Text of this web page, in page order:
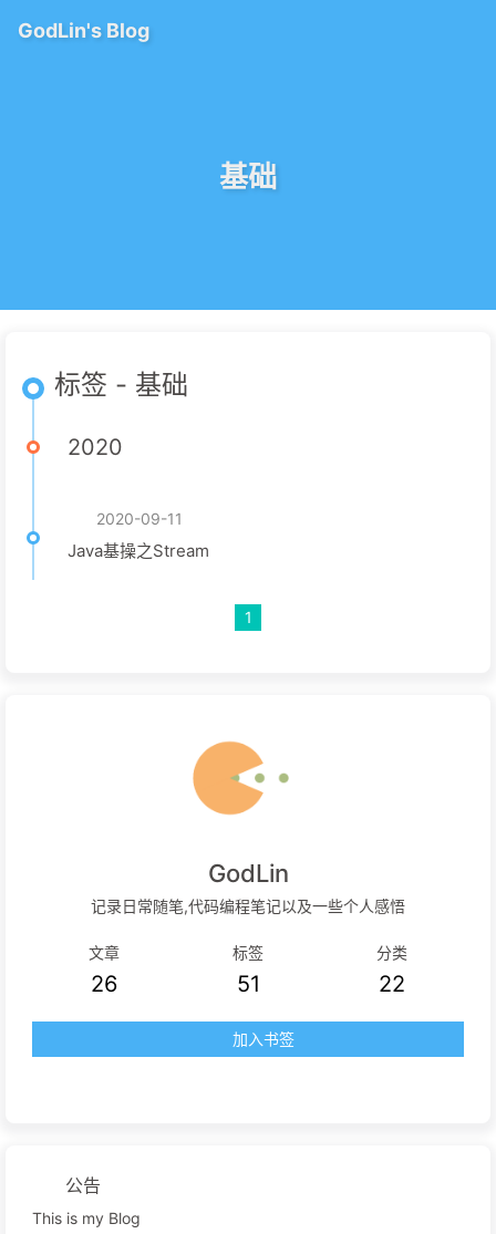
GodLin's Blog
基础
标签 - 基础
2020
2020-09-11
Java基操之Stream
1
GodLin
记录日常随笔,代码编程笔记以及一些个人感悟
文章
26
标签
51
分类
22
加入书签
公告
This is my Blog